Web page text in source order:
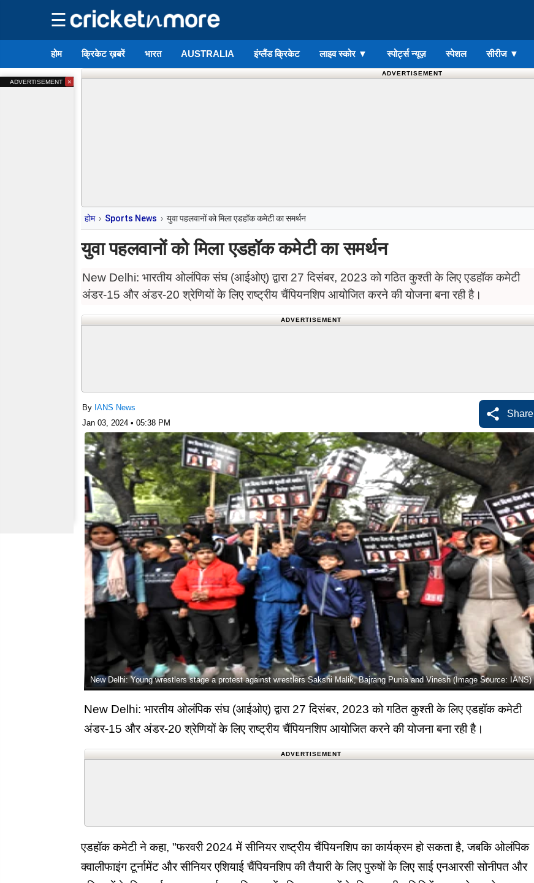
☰
होम क्रिकेट ख़बरें भारत AUSTRALIA इंग्लैंड क्रिकेट लाइव स्कोर ▼ स्पोर्ट्स न्यूज़ स्पेशल सीरीज ▼
ADVERTISEMENT
होम Sports News युवा पहलवानों को मिला एडहॉक कमेटी का समर्थन
युवा पहलवानों को मिला एडहॉक कमेटी का समर्थन
New Delhi: भारतीय ओलंपिक संघ (आईओए) द्वारा 27 दिसंबर, 2023 को गठित कुश्ती के लिए एडहॉक कमेटी
अंडर-15 और अंडर-20 श्रेणियों के लिए राष्ट्रीय चैंपियनशिप आयोजित करने की योजना बना रही है।
ADVERTISEMENT
By IANS News
Jan 03, 2024 • 05:38 PM
Share
New Delhi: Young wrestlers stage a protest against wrestlers Sakshi Malik, Bajrang Punia and Vinesh (Image Source: IANS)
New Delhi: भारतीय ओलंपिक संघ (आईओए) द्वारा 27 दिसंबर, 2023 को गठित कुश्ती के लिए एडहॉक कमेटी
अंडर-15 और अंडर-20 श्रेणियों के लिए राष्ट्रीय चैंपियनशिप आयोजित करने की योजना बना रही है।
ADVERTISEMENT
एडहॉक कमेटी ने कहा, "फरवरी 2024 में सीनियर राष्ट्रीय चैंपियनशिप का कार्यक्रम हो सकता है, जबकि ओलंपिक
क्वालीफाइंग टूर्नामेंट और सीनियर एशियाई चैंपियनशिप की तैयारी के लिए पुरुषों के लिए साई एनआरसी सोनीपत और
ADVERTISEMENT ×